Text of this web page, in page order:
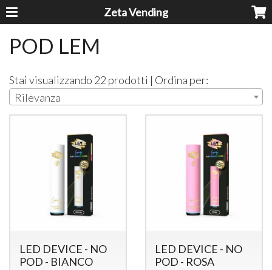
Zeta Vending
POD LEM
Stai visualizzando 22 prodotti | Ordina per:
Rilevanza
LED DEVICE - NO
POD - BIANCO
LED DEVICE - NO
POD - ROSA